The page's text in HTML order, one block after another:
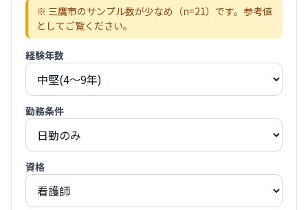
※ 三鷹市のサンプル数が少なめ（n=21）です。参考値
としてご覧ください。
経験年数
勤務条件
資格